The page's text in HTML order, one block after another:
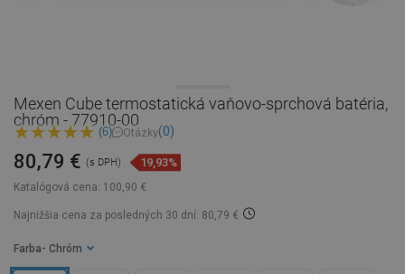
Mexen Cube termostatická vaňovo-sprchová batéria,
chróm - 77910-00
(6) Otázky(0)
Katalógová cena: 100,90 €
80,79 € (s DPH) 19,93%
Najnižšia cena za posledných 30 dní: 80,79 €
Farba - Chróm